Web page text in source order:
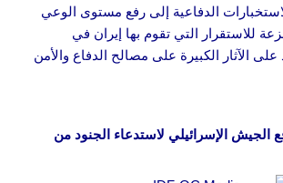
الدفاعية إلى رفع مستوى الوعي
للاستقرار التي تقوم بها إيران في
على الآثار الكبيرة على مصالح الدفاع والأمن
الجيش الإسرائيلي لاستدعاء الجنود من